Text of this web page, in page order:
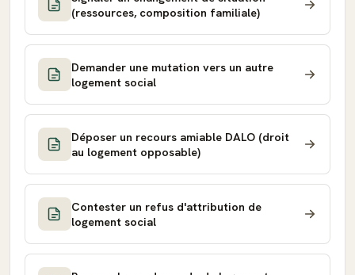
(ressources, composition familiale)
Demander une mutation vers un autre
logement social
Déposer un recours amiable DALO (droit
au logement opposable)
Contester un refus d'attribution de
logement social